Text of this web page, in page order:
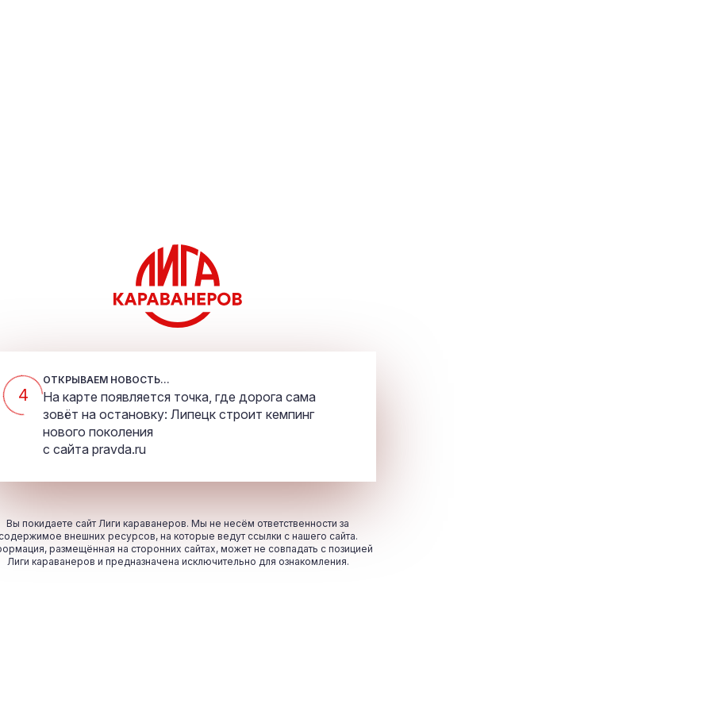
4
ОТКРЫВАЕМ НОВОСТЬ...
На карте появляется точка, где дорога сама
зовёт на остановку: Липецк строит кемпинг
нового поколения
с сайта pravda.ru
Вы покидаете сайт Лиги караванеров. Мы не несём ответственности за
внешних ресурсов, на которые ведут ссылки с нашего сайта.
размещённая на сторонних сайтах, может не совпадать с позицией
Лиги караванеров и предназначена исключительно для ознакомления.